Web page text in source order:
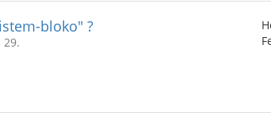
bloko" ?
29.